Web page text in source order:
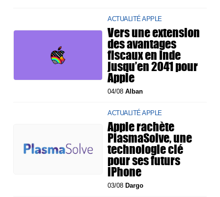
ACTUALITÉ APPLE
Vers une extension
des avantages
fiscaux en Inde
jusqu’en 2041 pour
Apple
04/08Alban
ACTUALITÉ APPLE
Apple rachète
PlasmaSolve, une
technologie clé
pour ses futurs
iPhone
03/08 Dargo